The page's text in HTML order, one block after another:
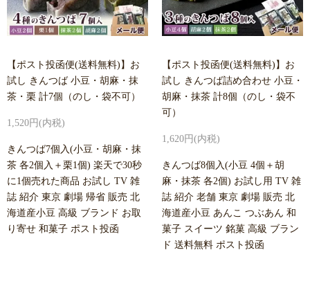
【ポスト投函便(送料無料)】お
試し きんつば 小豆・胡麻・抹
茶・栗 計7個（のし・袋不可）
1,520円(内税)
きんつば7個入(小豆・胡麻・抹
茶 各2個入＋栗1個) 楽天で30秒
に1個売れた商品 お試し TV 雑
誌 紹介 東京 劇場 帰省 販売 北
海道産小豆 高級 ブランド お取
り寄せ 和菓子 ポスト投函
【ポスト投函便(送料無料)】お
試し きんつば詰め合わせ 小豆・
胡麻・抹茶 計8個（のし・袋不
可）
1,620円(内税)
きんつば8個入(小豆 4個＋胡
麻・抹茶 各2個) お試し用 TV 雑
誌 紹介 老舗 東京 劇場 販売 北
海道産小豆 あんこ つぶあん 和
菓子 スイーツ 銘菓 高級 ブラン
ド 送料無料 ポスト投函